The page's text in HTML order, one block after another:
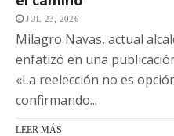
JUL 23, 2026
Milagro Navas, actual
enfatizó en una
«La reelección no es
confirmando...
LEER MÁS